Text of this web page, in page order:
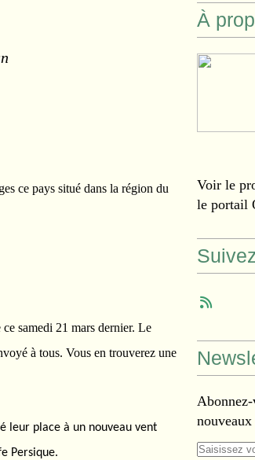
ce pays situé dans la région du
samedi 21 mars dernier. Le
à tous. Vous en trouverez une
leur place à un nouveau vent
Persique.
À
Voir le
le portail